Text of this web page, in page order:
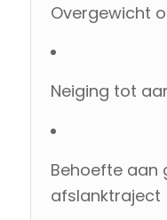
Overgewicht
Neiging tot
Behoefte aan
afslanktraject